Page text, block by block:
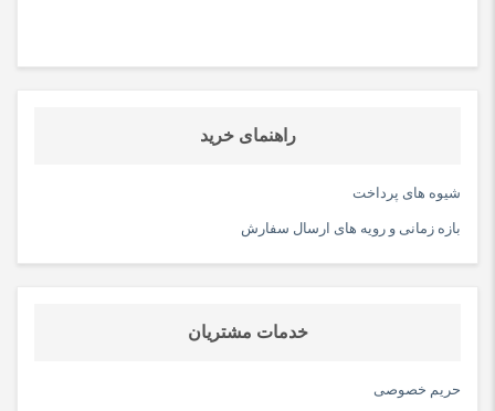
راهنمای خرید
شیوه های پرداخت
بازه زمانی و رویه های ارسال سفارش
خدمات مشتریان
حریم خصوصی
میکروفون
باتری